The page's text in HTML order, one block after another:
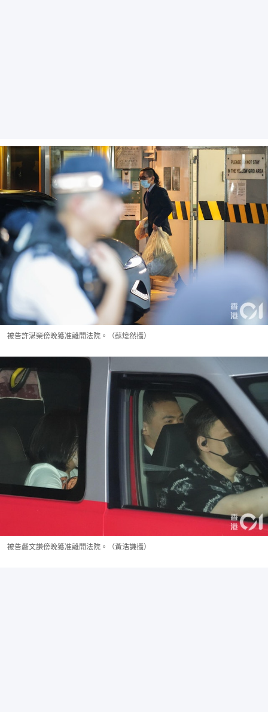
被告許湛榮傍晚獲准離開法院。（蘇煒然攝）
被告嚴文謙傍晚獲准離開法院。（黃浩謙攝）